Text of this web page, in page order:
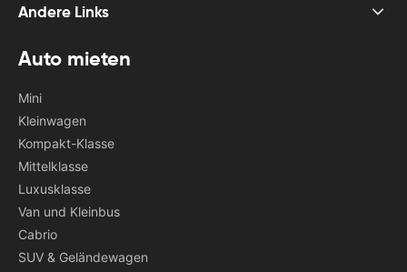
Andere Links
Auto mieten
Mini
Kleinwagen
Kompakt-Klasse
Mittelklasse
Luxusklasse
Van und Kleinbus
Cabrio
SUV & Geländewagen